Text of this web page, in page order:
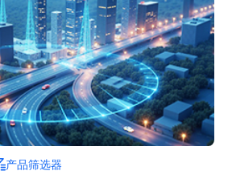
产品筛选器